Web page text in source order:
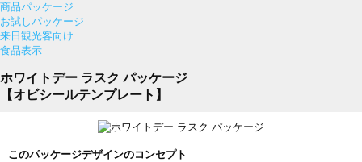
商品パッケージ
お試しパッケージ
来日観光客向け
食品表示
ホワイトデー ラスク パッケージ
【オビシールテンプレート】
このパッケージデザインのコンセプト